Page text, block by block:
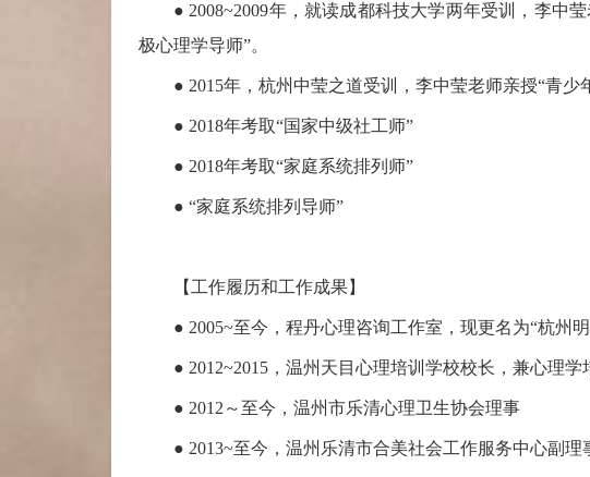
● 2008~2009年，就读成都科技大学两年受训，李中
极心理学导师”。
● 2015年，杭州中莹之道受训，李中莹老师亲授“青少
● 2018年考取“国家中级社工师”
● 2018年考取“家庭系统排列师”
● “家庭系统排列导师”
【工作履历和工作成果】
● 2005~至今 ，程丹心理咨询工作室，现更名为“杭州
● 2012~2015，温州天目心理培训学校校长，兼心理
● 2012～至今，温州市乐清心理卫生协会理事
● 2013~至今，温州 乐清市合美社会工作服务中心副理